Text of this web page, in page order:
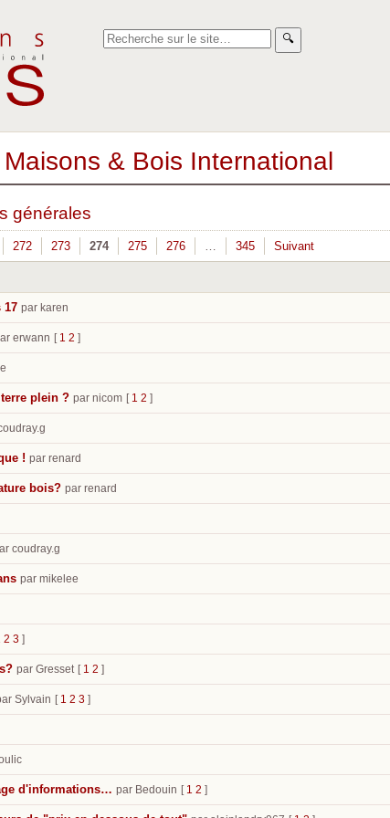
🔍︎
& Bois International
générales
272 273 274 275 276 … 345 Suivant
17 par karen
erwann [ 1 2 ]
plein ? par nicom [ 1 2 ]
! par renard
bois? par renard
coudray.g
par mikelee
2 3 ]
par Gresset [ 1 2 ]
Sylvain [ 1 2 3 ]
d'informations… par Bedouin [ 1 2 ]